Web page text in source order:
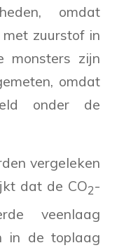
omdat
zuurstof in
monsters zijn
omdat
onder de
vergeleken
dat de CO2-
veenlaag
in de toplaag